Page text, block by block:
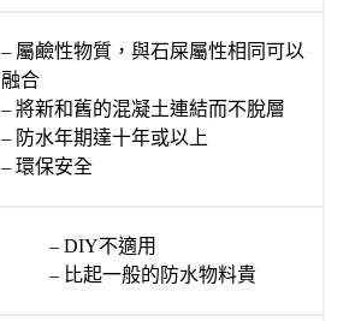
– 屬鹼性物質，與石屎屬性相同可以
融合
– 將新和舊的混凝土連結而不脫層
– 防水年期達十年或以上
– 環保安全
– DIY不適用
– 比起一般的防水物料貴